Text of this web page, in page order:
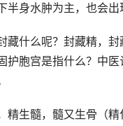
半身水肿为主，也会
藏什么呢？封藏精，
护胞宫是指什么？中
精生髓，髓又生骨（